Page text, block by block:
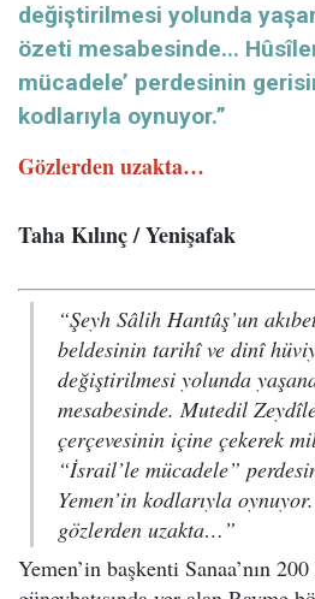
değiştirilmesi yolunda
özeti mesabesinde...
mücadele’ perdesinin
kodlarıyla oynuyor.”
Gözlerden uzakta…
Taha Kılınç / Yenişafak
“Şeyh Sâlih Hantûş’un
beldesinin tarihî ve dinî
değiştirilmesi yolunda
mesabesinde. Mutedil
çerçevesinin içine çekerek
“İsrail’le mücadele”
Yemen’in kodlarıyla oynuyor.
gözlerden uzakta…”
Yemen’in başkenti Sanaa’nın